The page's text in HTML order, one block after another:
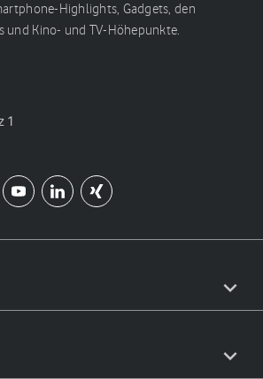
Highlights, Gadgets, den
und Kino- und TV-Höhepunkte.
1